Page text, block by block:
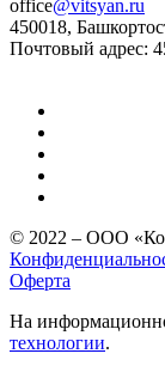
office@vitsyan.ru
450018,
Почтовый адрес:
© 2022 – ООО
Оферта
На
технологии.